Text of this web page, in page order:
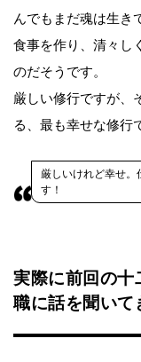
んでもまだ魂は生き
食事を作り、清々し
のだそうです。
厳しい修行ですが、
る、最も幸せな修行
厳しいけれど幸せ。
す！
実際に前回の十
職に話を聞いて